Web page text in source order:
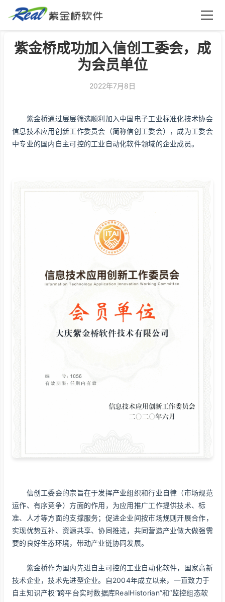
紫金桥软件
紫金桥成功加入信创工委会，成
为会员单位
2022年7月8日
​ 紫金桥通过层层筛选顺利加入中国电子工业标准化技术协会
信息技术应用创新工作委员会（简称信创工委会），成为工委会
中专业的国内自主可控的工业自动化软件领域的企业成员。
信创工委会的宗旨在于发挥产业组织和行业自律（市场规范
运作、有序竞争）方面的作用，为应用推广工作提供技术、标
准、人才等方面的支撑服务；促进企业间按市场规则开展合作，
实现优势互补、资源共享、协同推进，共同营造产业做大做强需
要的良好生态环境，带动产业链协同发展。
紫金桥作为国内先进自主可控的工业自动化软件，国家高新
技术企业，技术先进型企业。自2004年成立以来，一直致力于
自主知识产权“跨平台实时数据库RealHistorian”和“监控组态软